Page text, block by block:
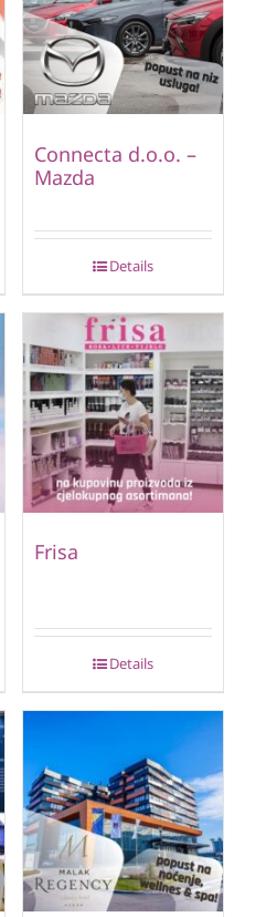
Connecta d.o.o. –
Mazda
Details
Frisa
Details